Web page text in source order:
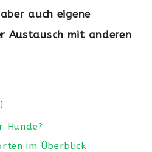
auch eigene
Austausch mit anderen
Hunde?
im Überblick